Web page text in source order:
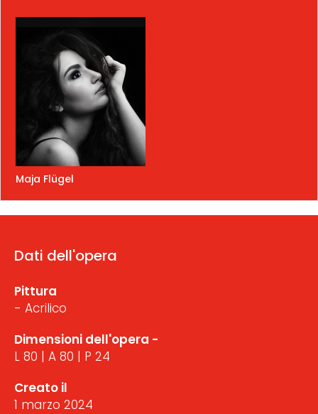
Maja Flügel
Dati dell'opera
Pittura
- Acrilico
Dimensioni dell'opera -
L 80 | A 80 | P 24
Creato il
1 marzo 2024